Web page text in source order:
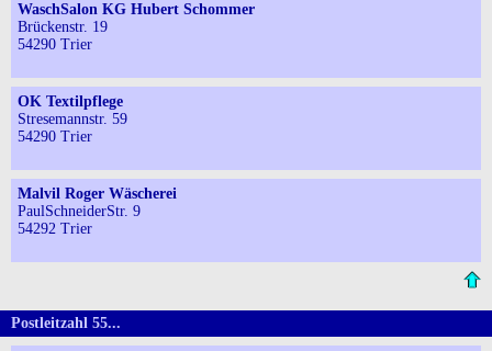
WaschSalon KG Hubert Schommer
Brückenstr. 19
54290 Trier
OK Textilpflege
Stresemannstr. 59
54290 Trier
Malvil Roger Wäscherei
PaulSchneiderStr. 9
54292 Trier
Postleitzahl 55...